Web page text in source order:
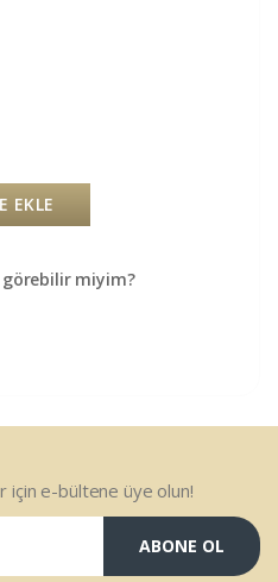
EKLE
görebilir miyim?
için e-bültene üye olun!
ABONE OL